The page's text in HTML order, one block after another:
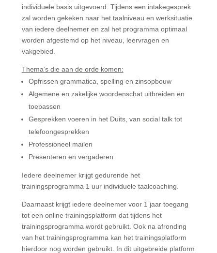
individuele basis uitgevoerd. Tijdens een intakegesprek
zal worden gekeken naar het taalniveau en werksituatie
van iedere deelnemer en zal het programma optimaal
worden afgestemd op het niveau, leervragen en
vakgebied.
Thema’s die aan de orde komen:
Opfrissen grammatica, spelling en zinsopbouw
Algemene en zakelijke woordenschat uitbreiden en
toepassen
Gesprekken voeren in het Duits, van social talk tot
telefoongesprekken
Professioneel mailen
Presenteren en vergaderen
Iedere deelnemer krijgt gedurende het
trainingsprogramma 1 uur individuele taalcoaching.
Daarnaast krijgt iedere deelnemer voor 1 jaar toegang
tot een online trainingsplatform dat tijdens het
trainingsprogramma wordt gebruikt. Ook na afronding
van het trainingsprogramma kan het trainingsplatform
hierdoor nog worden gebruikt. In dit uitgebreide platform